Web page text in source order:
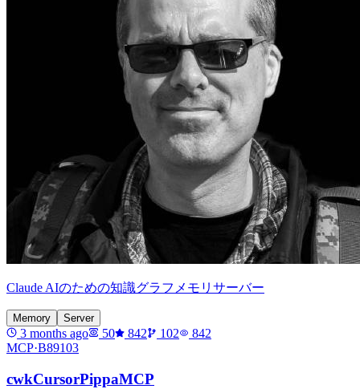
Claude AIのための知識グラフメモリサーバー
Memory Server
3 months ago 50 842 102
842
MCP·B89103
cwkCursorPippaMCP